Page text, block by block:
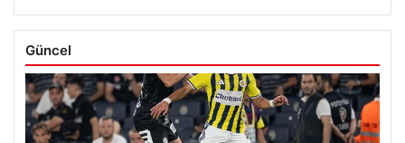
Güncel